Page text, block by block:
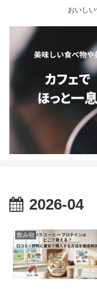
おいし
2026-04
飲み物